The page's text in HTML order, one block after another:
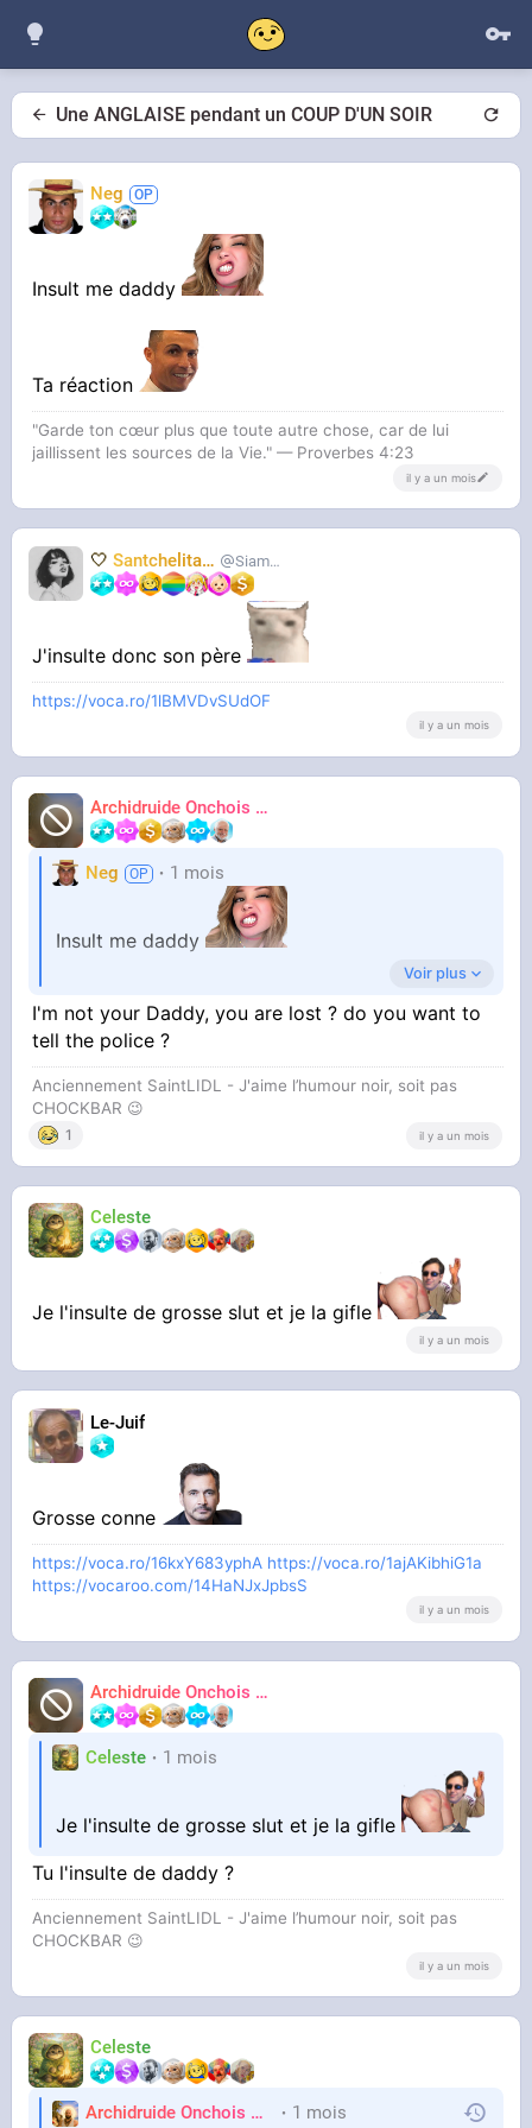
Une ANGLAISE pendant un COUP D'UN SOIR
Neg
Insult me daddy
Ta réaction
"Garde ton cœur plus que toute autre chose, car de lui
jaillissent les sources de la Vie." — Proverbes 4:23
il y a un mois
🤍 Santchelita🤍 Siameuh
J'insulte donc son père
https://voca.ro/1lBMVDvSUdOF
il y a un mois
Archidruide Onchois
🍀️🌩️🐻️
Neg 1 mois
Insult me daddy
Ta réaction
Voir plus
I'm not your Daddy, you are lost ? do you want to
tell the police ?
Anciennement SaintLIDL - J'aime l’humour noir, soit pas
CHOCKBAR 😉️
1 il y a un mois
Celeste
Je l'insulte de grosse slut et je la gifle
il y a un mois
Le-Juif
Grosse conne
https://voca.ro/16kxY683yphA https://voca.ro/1ajAKibhiG1a
https://vocaroo.com/14HaNJxJpbsS
il y a un mois
Archidruide Onchois
🍀️🌩️🐻️
Celeste 1 mois
Je l'insulte de grosse slut et je la gifle
Tu l'insulte de daddy ?
Anciennement SaintLIDL - J'aime l’humour noir, soit pas
CHOCKBAR 😉️
il y a un mois
Celeste
Archidruide Onchois
🍀️🌩️🐻️James
1 mois